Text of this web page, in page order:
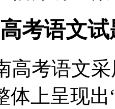
考语文
高考语文
体上呈现